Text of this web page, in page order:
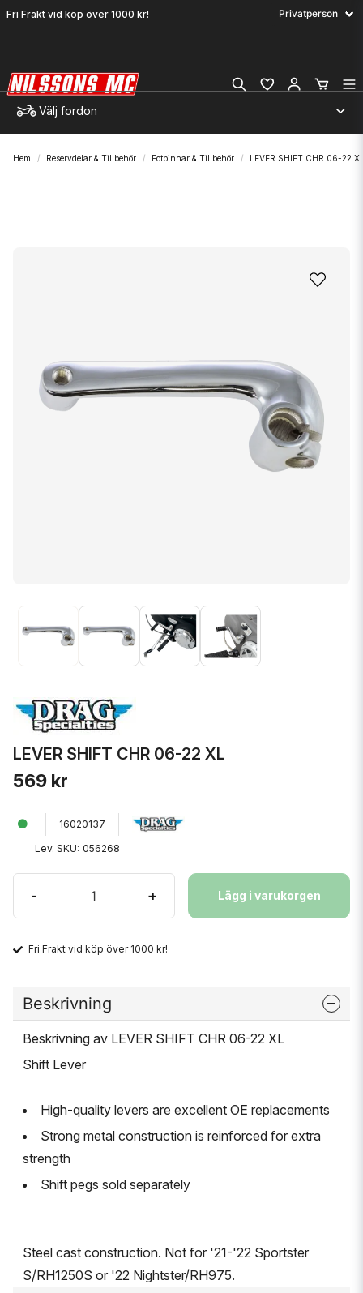
Fri Frakt vid köp över 1000 kr!
Välj fordon
Hem Reservdelar & Tillbehör Fotpinnar & Tillbehör LEVER SHIFT CHR 06-22
LEVER SHIFT CHR 06-22 XL
569 kr
16020137
Lev. SKU: 056268
- + Lägg i varukorgen
Fri Frakt vid köp över 1000 kr!
Beskrivning
Beskrivning av LEVER SHIFT CHR 06-22 XL
Shift Lever
High-quality levers are excellent OE replacements
Strong metal construction is reinforced for extra
strength
Shift pegs sold separately
Steel cast construction. Not for '21-'22 Sportster
S/RH1250S or '22 Nightster/RH975.